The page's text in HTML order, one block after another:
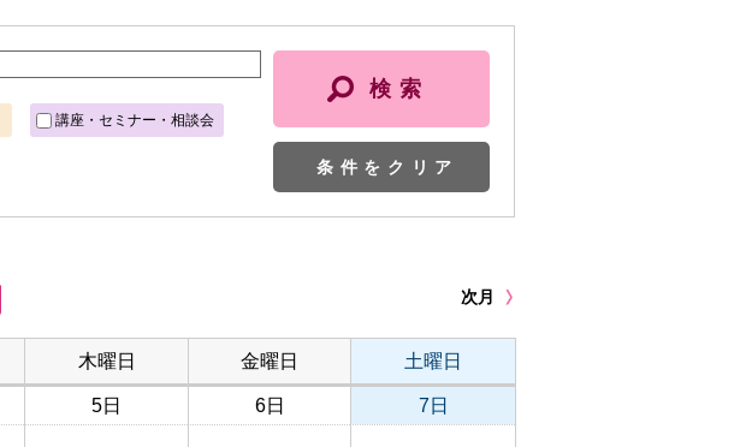
講座・セミナー・相談会
条件をクリア
次月
木曜日 金曜日 土曜日
5日 6日 7日